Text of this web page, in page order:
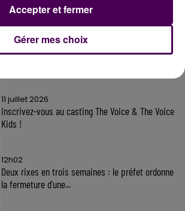
31 juillet 2026
Gagnez vos entrées à Terra Botanica !
11 juillet 2026
Inscrivez-vous au casting The Voice & The Voice
Kids !
12h02
Deux rixes en trois semaines : le préfet ordonne
la fermeture d'une...
Gérer mes choix
Accepter et fermer